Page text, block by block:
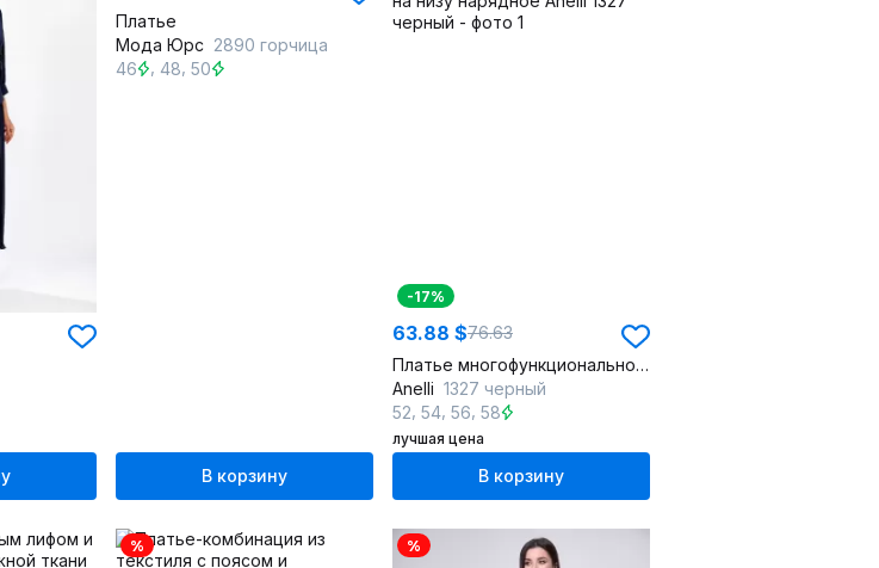
Платье
Мода Юрс 2890 горчица
46
48 ,50
В корзину
-17%
63.88 $76.63
Платье многофункциональное из текстиля с поясом и воланом на низу нарядное
Anelli 1327 черный
52 54 56 58
лучшая цена
В корзину
% %